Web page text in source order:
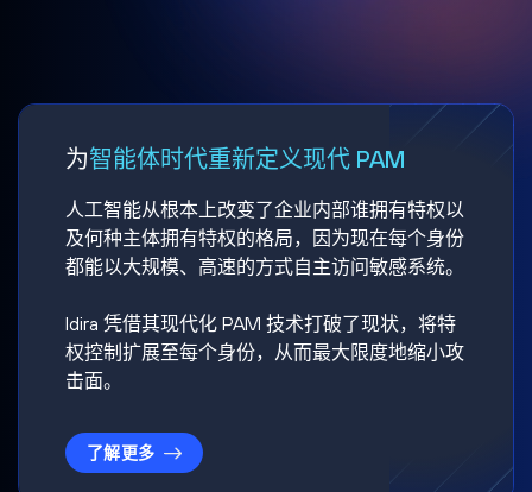
为智能体时代重新定义现代 PAM
人工智能从根本上改变了企业内部谁拥有特权以
及何种主体拥有特权的格局，因为现在每个身份
都能以大规模、高速的方式自主访问敏感系统。
Idira 凭借其现代化 PAM 技术打破了现状，将特
权控制扩展至每个身份，从而最大限度地缩小攻
击面。
了解更多